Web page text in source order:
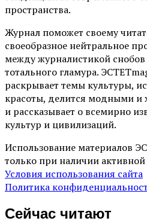
пространства.
Журнал поможет своему
своеобразное нейтральное
между журналистикой
тотального гламура.
раскрывает темы культуры,
красоты, делится модными и
и рассказывает о всемирно
культур и цивилизаций.
Использование материалов
только при наличии
Условия использования сайта
Политика
Сейчас читают